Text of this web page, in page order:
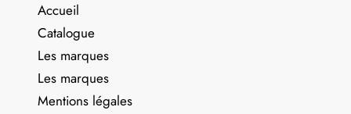
Accueil
Catalogue
Les marques
Les marques
Mentions légales